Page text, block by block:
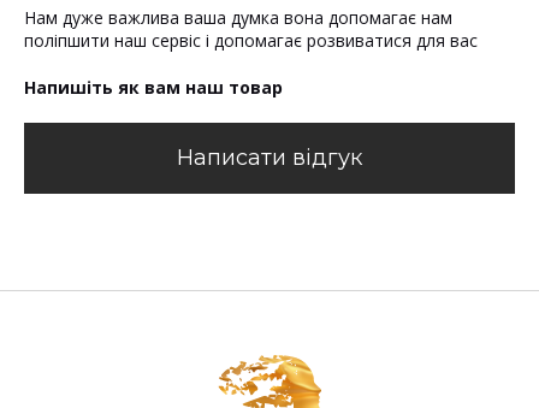
Нам дуже важлива ваша думка вона допомагає нам
поліпшити наш сервіс і допомагає розвиватися для вас
Напишіть як вам наш товар
Написати відгук